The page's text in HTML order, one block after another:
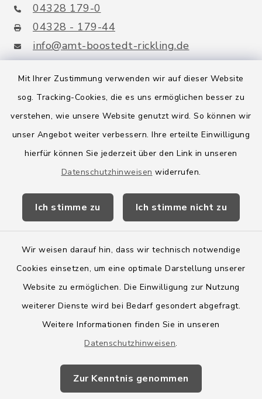
Mit Ihrer Zustimmung verwenden wir auf dieser Website
sog. Tracking-Cookies, die es uns ermöglichen besser zu
verstehen, wie unsere Website genutzt wird. So können wir
unser Angebot weiter verbessern. Ihre erteilte Einwilligung
hierfür können Sie jederzeit über den Link in unseren
Datenschutzhinweisen widerrufen.
Ich stimme zu Ich stimme nicht zu
Wir weisen darauf hin, dass wir technisch notwendige
Cookies einsetzen, um eine optimale Darstellung unserer
Website zu ermöglichen. Die Einwilligung zur Nutzung
weiterer Dienste wird bei Bedarf gesondert abgefragt.
Weitere Informationen finden Sie in unseren
Datenschutzhinweisen.
Zur Kenntnis genommen
04328 179-0
04328 - 179-44
info@amt-boostedt-rickling.de
Quicklinks
Amt Boostedt-Rickling
Amtsbroschüre
Wege-Zweckverband
Barrierefreiheit
Impressum